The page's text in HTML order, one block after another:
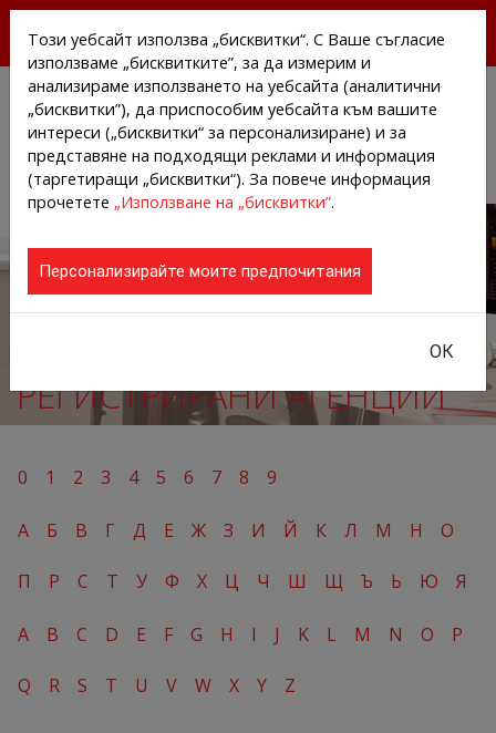
АГЕНЦИИТЕ И КОМПАНИИТЕ
РЕГИСТРИРАНИ АГЕНЦИИ
0 1 2 3 4 5 6 7 8 9
А Б В Г Д Е Ж З И Й К Л М Н О
П Р С Т У Ф Х Ц Ч Ш Щ Ъ Ь Ю Я
A B C D E F G H I J K L M N O P
Q R S T U V W X Y Z
Този уебсайт използва „бисквитки“. С Ваше съгласие
използваме „бисквитките”, за да измерим и
анализираме използването на уебсайта (аналитични
„бисквитки”), да приспособим уебсайта към вашите
интереси („бисквитки“ за персонализиране) и за
представяне на подходящи реклами и информация
(таргетиращи „бисквитки“). За повече информация
прочетете „Използване на „бисквитки”.
Персонализирайте моите предпочитания
ОК